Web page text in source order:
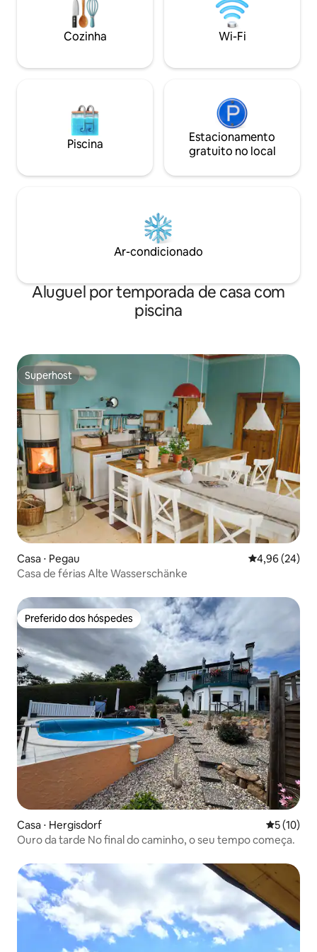
pintado à mão, com aproximadamente
500 anos de idade, foi descoberto no 2º
apenas 15
Cozinha Wi-Fi
Piscina
Estacionamento
gratuito no local
Ar-condicionado
Aluguel por temporada de casa com
piscina
Superhost
Superhost
Casa ⋅ Pegau 4,96 de uma
4,96 (24)
Casa de férias Alte Wasserschänke
Preferido dos hóspedes
Preferido dos hóspedes
Casa ⋅ Hergisdorf 5 de uma
5 (10)
Ouro da tarde No final do caminho, o seu tempo começa.